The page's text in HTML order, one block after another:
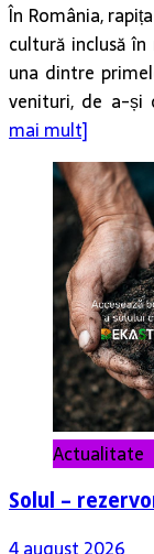
În România,
cultură inclusă
una dintre
venituri, de a-și
mai mult]
Actualitate
Solul –
4 august 2026